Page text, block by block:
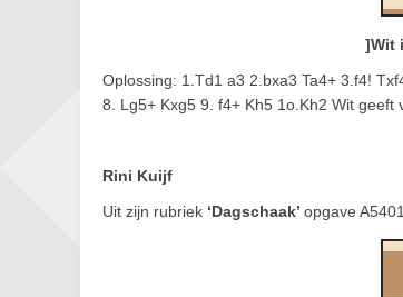
]Wit
Oplossing: 1.Td1 a3 2.bxa3 Ta4+ 3.f4!
8. Lg5+ Kxg5 9. f4+ Kh5 1o.Kh2 Wit
Rini Kuijf
Uit zijn rubriek ‘Dagschaak’ opgave